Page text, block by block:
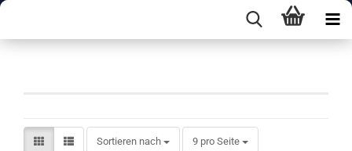
Sortieren nach
Sortieren nach 9 pro Seite
pro Seite